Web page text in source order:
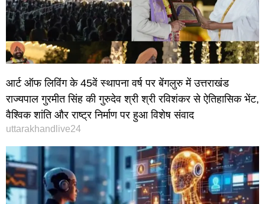
आर्ट ऑफ लिविंग के 45वें स्थापना वर्ष पर बेंगलुरु में उत्तराखंड
राज्यपाल गुरमीत सिंह की गुरुदेव श्री श्री रविशंकर से ऐतिहासिक भेंट,
वैश्विक शांति और राष्ट्र निर्माण पर हुआ विशेष संवाद
uttarakhandlive24